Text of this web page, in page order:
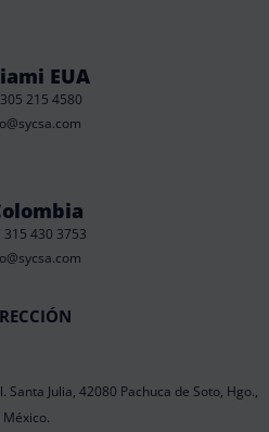
EUA
215 4580
430 3753
Santa Julia, 42080 Pachuca de Soto, Hgo.,
México.